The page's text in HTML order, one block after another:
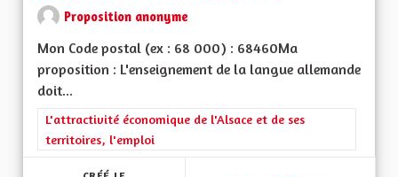
Proposition anonyme
Mon Code postal (ex : 68 000) : 68460Ma
proposition : L'enseignement de la langue allemande
doit...
Filtrer les résultats de la catégorie : L'attractivité
L'attractivité économique de l'Alsace et de ses
territoires, l'emploi